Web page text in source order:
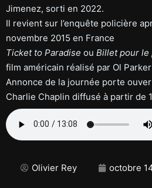
Jimenez, sorti en 2022.
Il revient sur l’enquête policière
novembre 2015 en France
Ticket to Paradise ou Billet pour le
film américain réalisé par Ol
Annonce de la journée porte
Charlie Chaplin diffusé à partir de
Olivier Rey octobre